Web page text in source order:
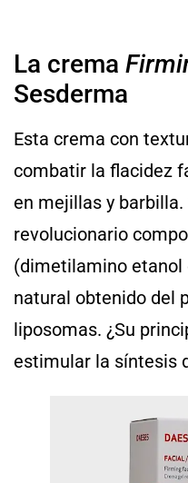
La crema
Sesderma
Esta crema con
combatir la flacidez
en mejillas y barbilla.
revolucionario
(dimetilamino etanol
natural obtenido del
liposomas. ¿Su
estimular la síntesis